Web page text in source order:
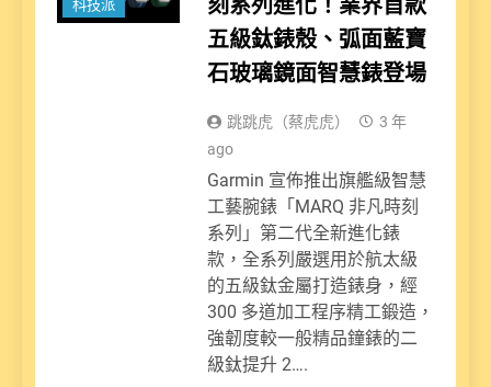
科技派
五級鈦錶殼、弧面藍寶
石玻璃鏡面智慧錶登場
跳跳虎（蔡虎虎）
3 年
ago
Garmin 宣佈推出旗艦級智慧
工藝腕錶「MARQ 非凡時刻
系列」第二代全新進化錶
款，全系列嚴選用於航太級
的五級鈦金屬打造錶身，經
300 多道加工程序精工鍛造，
強韌度較一般精品鐘錶的二
級鈦提升 2….